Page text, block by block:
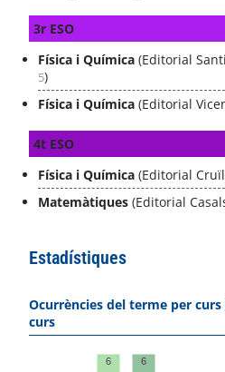
3r ESO
Física i Química (Editorial
5)
Física i Química (Editorial
4t ESO
Física i Química (Editorial
Matemàtiques (Editorial
Estadístiques
Ocurrències del terme per
curs
6 6